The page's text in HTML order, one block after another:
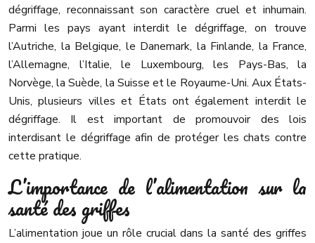
dégriffage, reconnaissant son caractère cruel et inhumain.
Parmi les pays ayant interdit le dégriffage, on trouve
l’Autriche, la Belgique, le Danemark, la Finlande, la France,
l’Allemagne, l’Italie, le Luxembourg, les Pays-Bas, la
Norvège, la Suède, la Suisse et le Royaume-Uni. Aux États-
Unis, plusieurs villes et États ont également interdit le
dégriffage. Il est important de promouvoir des lois
interdisant le dégriffage afin de protéger les chats contre
cette pratique.
L’importance de l’alimentation sur la
santé des griffes
L’alimentation joue un rôle crucial dans la santé des griffes